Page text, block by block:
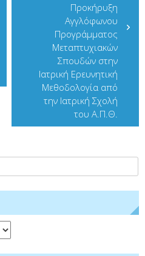
Προκήρυξη
Αγγλόφωνου
Προγράμματος
Μεταπτυχιακών
Σπουδών στην
Ιατρική Ερευνητική
Μεθοδολογία από
την Ιατρική Σχολή
του Α.Π.Θ.